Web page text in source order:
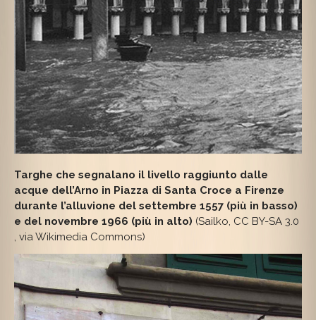
Targhe che segnalano il livello raggiunto dalle
acque dell’Arno in Piazza di Santa Croce a Firenze
durante l’alluvione del settembre 1557 (più in basso)
e del novembre 1966 (più in alto) (Sailko, CC BY-SA 3.0
, via Wikimedia Commons)